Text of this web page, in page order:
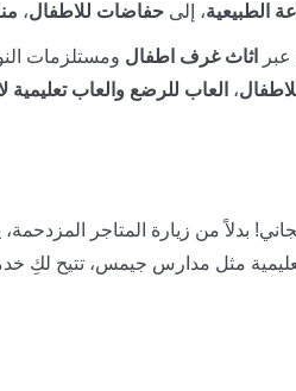
الطبيعية، إلى حفاضات للاطفال،
اثاث غرف اطفال ومستلزمات
، العاب للرضع والعاب
بدلاً من زيارة المتاجر
مثل مدارس جيمس، تتيح لكِ